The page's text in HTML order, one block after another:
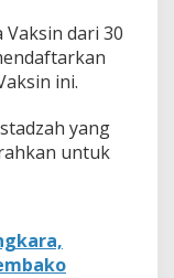
dari 30
ini.
yang
untuk